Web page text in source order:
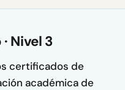
Nivel 3
certificados de
académica de